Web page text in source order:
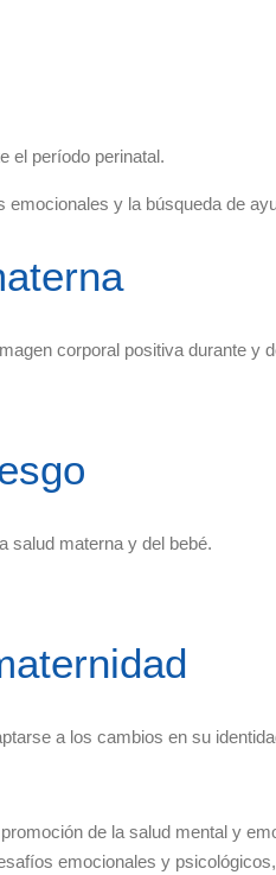
el período perinatal.
y la búsqueda de
corporal positiva durante y
salud materna y del bebé.
a los cambios en su
de la salud mental y
emocionales y